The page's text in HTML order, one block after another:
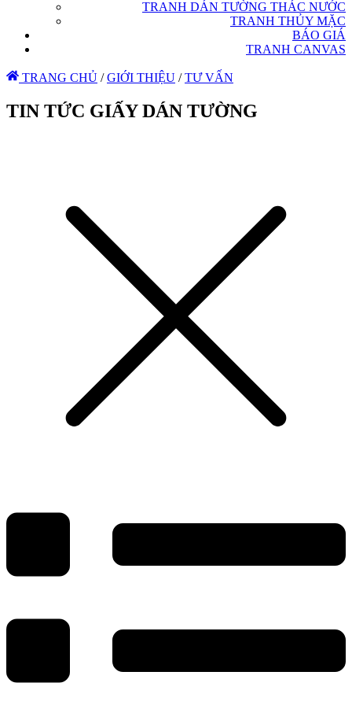
TRANH DÁN TƯỜNG THÁC NƯỚC
TRANH THỦY MẶC
BÁO GIÁ
TRANH CANVAS
TRANG CHỦ / GIỚI THIỆU / TƯ VẤN
TIN TỨC GIẤY DÁN TƯỜNG